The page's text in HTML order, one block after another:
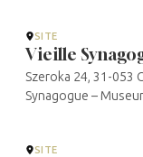
SITE
Vieille
Szeroka 24, 31-053
Synagogue –
SITE